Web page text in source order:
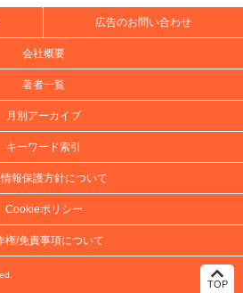
広告のお問い合わせ
会社概要
著者一覧
月別アーカイブ
キーワード索引
報保護方針について
Cookieポリシー
権/免責事項について
TOP